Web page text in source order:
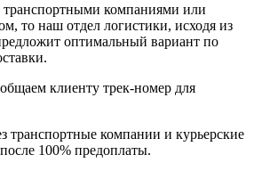
транспортными компаниями или
то наш отдел логистики, исходя из
оптимальный вариант по
клиенту трек-номер для
транспортные компании и курьерские
100% предоплаты.